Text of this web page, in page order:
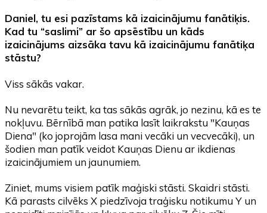
Daniel, tu esi pazīstams kā izaicinājumu fanātiķis.
Kad tu “saslimi” ar šo apsēstību un kāds
izaicinājums aizsāka tavu kā izaicinājumu fanātiķa
stāstu?
Viss sākās vakar.
Nu nevarētu teikt, ka tas sākās agrāk, jo nezinu, kā es te
nokļuvu. Bērnībā man patika lasīt laikrakstu "Kauņas
Diena" (ko joprojām lasa mani vecāki un vecvecāki), un
šodien man patīk veidot Kauņas Dienu ar ikdienas
izaicinājumiem un jaunumiem.
Ziniet, mums visiem patīk maģiski stāsti. Skaidri stāsti.
Kā parasts cilvēks X piedzīvoja traģisku notikumu Y un